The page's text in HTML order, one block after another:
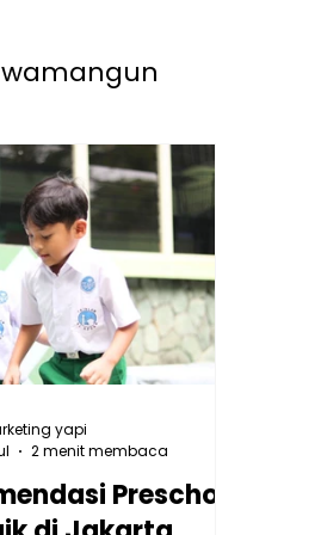
55 Jatimakmur
Preschool
yapi
2 menit membaca